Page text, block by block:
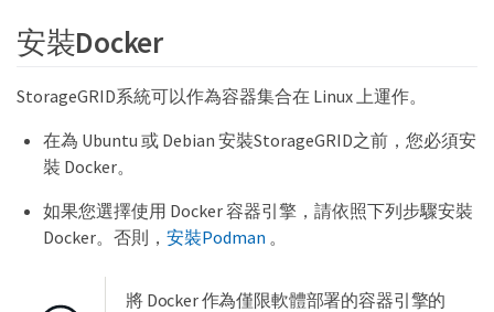
安裝Docker
StorageGRID系統可以作為容器集合在 Linux 上運作。
在為 Ubuntu 或 Debian 安裝StorageGRID之前，您必須安
裝 Docker。
如果您選擇使用 Docker 容器引擎，請依照下列步驟安裝
Docker。否則， 安裝Podman 。
將 Docker 作為僅限軟體部署的容器引擎的